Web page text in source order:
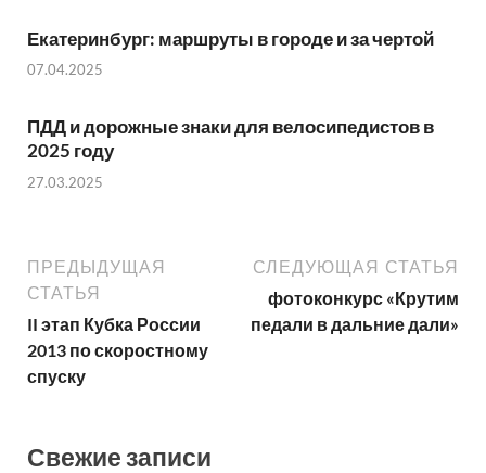
Екатеринбург: маршруты в городе и за чертой
07.04.2025
ПДД и дорожные знаки для велосипедистов в
2025 году
27.03.2025
ПРЕДЫДУЩАЯ
СТАТЬЯ
II этап Кубка России
2013 по скоростному
спуску
СЛЕДУЮЩАЯ СТАТЬЯ
фотоконкурс «Крутим
педали в дальние дали»
Свежие записи